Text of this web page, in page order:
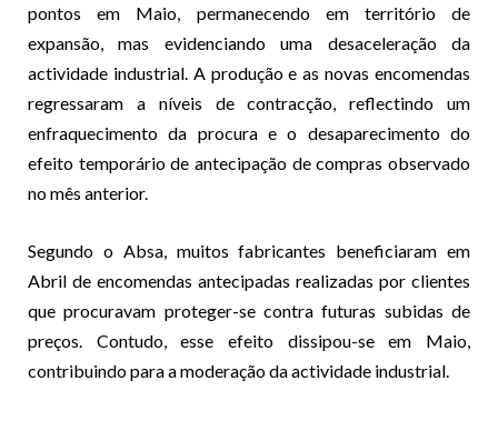
pontos em Maio, permanecendo em território de
expansão, mas evidenciando uma desaceleração da
actividade industrial. A produção e as novas encomendas
regressaram a níveis de contracção, reflectindo um
enfraquecimento da procura e o desaparecimento do
efeito temporário de antecipação de compras observado
no mês anterior.
Segundo o Absa, muitos fabricantes beneficiaram em
Abril de encomendas antecipadas realizadas por clientes
que procuravam proteger-se contra futuras subidas de
preços. Contudo, esse efeito dissipou-se em Maio,
contribuindo para a moderação da actividade industrial.